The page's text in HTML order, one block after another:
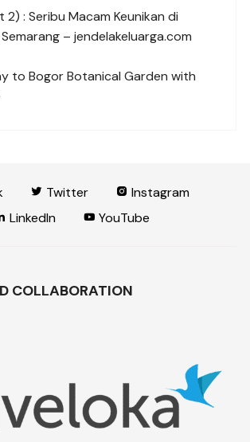
2) : Seribu Macam Keunikan di
– jendelakeluarga.com
to Bogor Botanical Garden with
Twitter
Instagram
LinkedIn
YouTube
COLLABORATION